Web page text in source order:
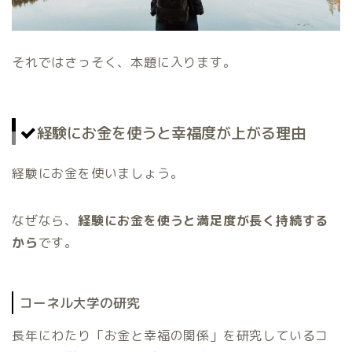
それではさっそく、本題に入ります。
経験にお金を使うと幸福度が上がる理由
経験にお金を使いましょう。
なぜなら、 経験にお金を使うと満足度が長く持続する
からです。
コーネル大学の研究
長年にわたり「お金と幸福の関係」を研究しているコ